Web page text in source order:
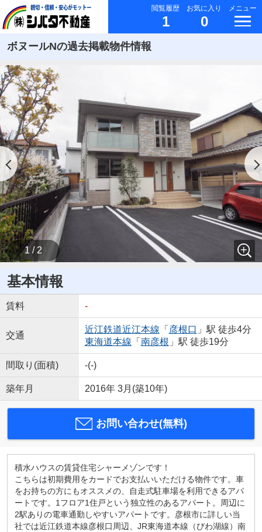
閲覧履歴
1
お気に入り
0
メニュー
ボヌールNの過去掲載物件情報
1 / 2
基本情報
賃料 -
交通
近江鉄道近江本線 「 彦根口 」駅 徒歩4分
東海道本線 「 南彦根 」駅 徒歩19分
間取り(面積) -(-)
築年月 2016年 3月(築10年)
お問い合わせ(無料)
積水ハウスの賃貸住宅シャーメゾンです！
こちらは初期費用をカードでお支払いいただける物件です。車
をお持ちの方にもオススメの、自走式駐車場を利用できるアパ
ートです。1フロア1住戸という独立性のあるアパート。周辺に
2駅ありの電車通勤しやすいアパートです。彦根市に詳しい当
社では近江鉄道本線彦根口周辺、JR東海道本線（びわ湖線）南